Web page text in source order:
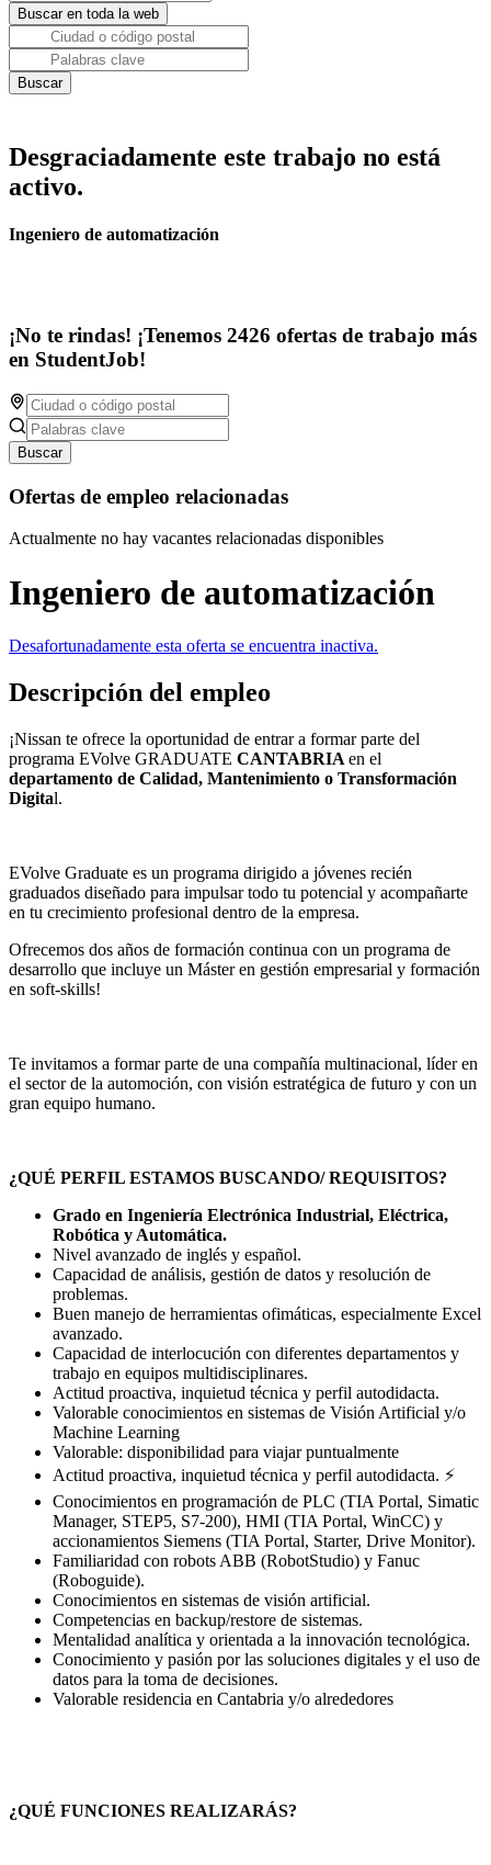
Desgraciadamente este trabajo no está
activo.
Ingeniero de automatización
¡No te rindas! ¡Tenemos 2426 ofertas de trabajo más
en StudentJob!
Buscar
Ofertas de empleo relacionadas
Actualmente no hay vacantes relacionadas disponibles
Ingeniero de automatización
Desafortunadamente esta oferta se encuentra inactiva.
Descripción del empleo
¡Nissan te ofrece la oportunidad de entrar a formar parte del
programa EVolve GRADUATE CANTABRIA en el
departamento de Calidad, Mantenimiento o Transformación
Digital.
EVolve Graduate es un programa dirigido a jóvenes recién
graduados diseñado para impulsar todo tu potencial y acompañarte
en tu crecimiento profesional dentro de la empresa.
Ofrecemos dos años de formación continua con un programa de
desarrollo que incluye un Máster en gestión empresarial y formación
en soft-skills!
Te invitamos a formar parte de una compañía multinacional, líder en
el sector de la automoción, con visión estratégica de futuro y con un
gran equipo humano.
¿QUÉ PERFIL ESTAMOS BUSCANDO/ REQUISITOS?
Grado en Ingeniería Electrónica Industrial, Eléctrica,
Robótica y Automática.
Nivel avanzado de inglés y español.
Capacidad de análisis, gestión de datos y resolución de
problemas.
Buen manejo de herramientas ofimáticas, especialmente Excel
avanzado.
Capacidad de interlocución con diferentes departamentos y
trabajo en equipos multidisciplinares.
Actitud proactiva, inquietud técnica y perfil autodidacta.
Valorable conocimientos en sistemas de Visión Artificial y/o
Machine Learning
Valorable: disponibilidad para viajar puntualmente
Actitud proactiva, inquietud técnica y perfil autodidacta. ⚡
Conocimientos en programación de PLC (TIA Portal, Simatic
Manager, STEP5, S7-200), HMI (TIA Portal, WinCC) y
accionamientos Siemens (TIA Portal, Starter, Drive Monitor).
Familiaridad con robots ABB (RobotStudio) y Fanuc
(Roboguide).
Conocimientos en sistemas de visión artificial.
Competencias en backup/restore de sistemas.
Mentalidad analítica y orientada a la innovación tecnológica.
Conocimiento y pasión por las soluciones digitales y el uso de
datos para la toma de decisiones.
Valorable residencia en Cantabria y/o alrededores
¿QUÉ FUNCIONES REALIZARÁS?